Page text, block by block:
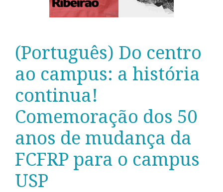
(Português) Do centro
ao campus: a história
continua!
Comemoração dos 50
anos de mudança da
FCFRP para o campus
USP